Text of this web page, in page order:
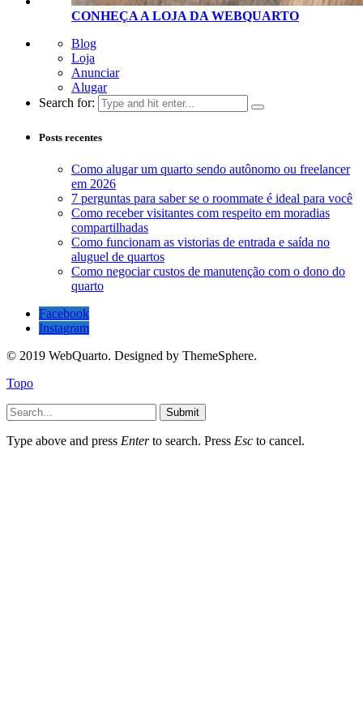
CONHEÇA A LOJA DA WEBQUARTO
Blog
Loja
Anunciar
Alugar
Search for:
Posts recentes
Como alugar um quarto sendo autônomo ou freelancer
em 2026
7 perguntas para saber se o roommate é ideal para você
Como receber visitantes com respeito em moradias
compartilhadas
Como funcionam as vistorias de entrada e saída no
aluguel de quartos
Como negociar custos de manutenção com o dono do
quarto
Facebook
Instagram
© 2019 WebQuarto. Designed by ThemeSphere.
Topo
Submit
Type above and press Enterto search. Press Esc to cancel.